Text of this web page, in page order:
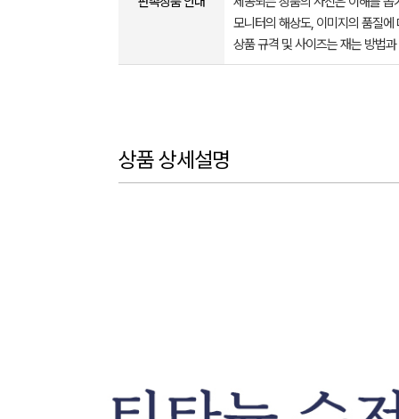
모니터의 해상도, 이미지의 품질
상품 규격 및 사이즈는 재는 방법
상품 상세설명